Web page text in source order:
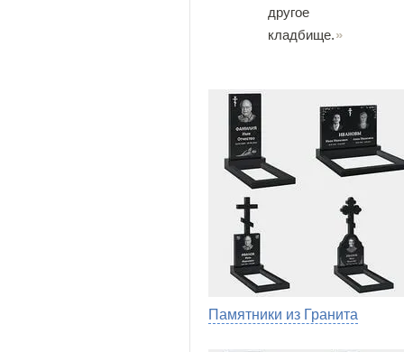
другое
кладбище.
Памятники из Гранита